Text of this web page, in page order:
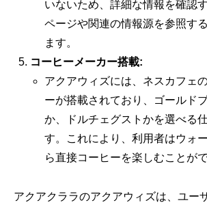
いないため、詳細な情報を確認
ページや関連の情報源を参照す
ます。
コーヒーメーカー搭載:
アクアウィズには、ネスカフェ
ーが搭載されており、ゴールド
か、ドルチェグストかを選べる
す。これにより、利用者はウォ
ら直接コーヒーを楽しむことがで
アクアクララのアクアウィズは、ユー